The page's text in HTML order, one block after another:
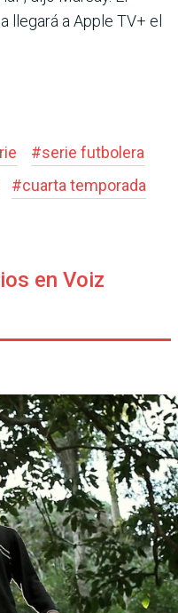
llegará a Apple TV+ el
#serie futbolera
#cuarta temporada
en Voiz